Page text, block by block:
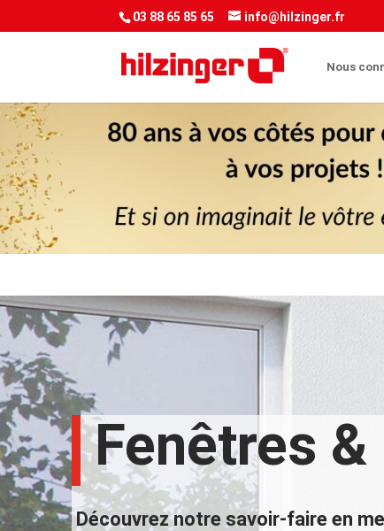
<script> jQuery(document).ready(function() { var
03 88 65 85 65 info@hilzinger.fr
Nous
Fenêtres
Découvrez notre savoir-faire en